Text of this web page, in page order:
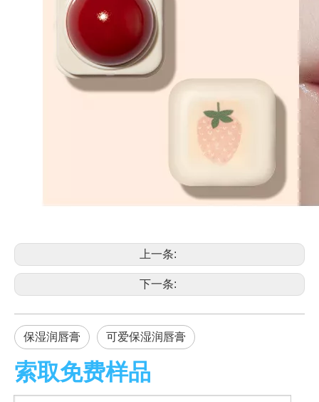
上一条:
下一条:
保湿润唇膏 可爱保湿润唇膏
索取免费样品